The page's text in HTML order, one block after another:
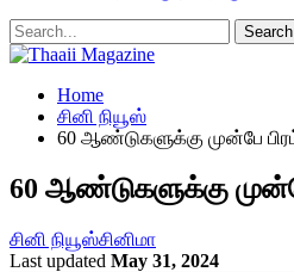
Home
சினி நியூஸ்
60 ஆண்டுகளுக்கு முன்பே
60 ஆண்டுகளுக்கு
சினி நியூஸ்சினிமா
Last updated May 31, 2024